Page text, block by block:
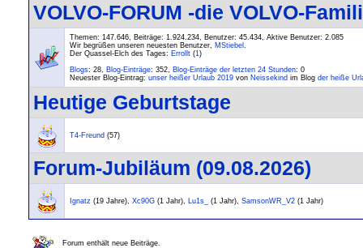
VOLVO-FORUM -die VOLVO-
Themen: 147.646, Beiträge: 1.924.234, Benutzer: 45.434, Aktive Benutzer: 2.085
Wir begrüßen unseren neuesten Benutzer, MStiebel .
Der Quassel-Elch des Tages: Errollt (1)
Blogs: 28, Blog-Einträge: 352, Blog-Einträge der letzten 24 Stunden: 0
Neuester Blog-Eintrag: unser heißer Urlaub 2019 von Neissekind im Blog der heiße
Heutige Geburtstage
T4-Freund (57)
Forum-Jubiläum (09.08.2026)
Ignatz (19 Jahre), Xc90G (1 Jahr), Lu1s_ (1 Jahr), SamsonWR_V2 (1 Jahr)
Forum enthält neue Beiträge.